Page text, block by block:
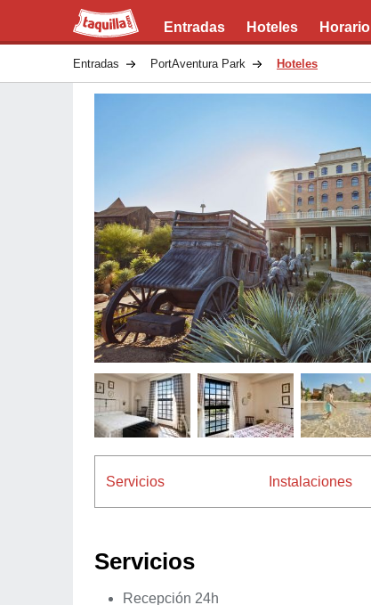
Taquilla.com
Entradas Hoteles Horario
Entradas PortAventura Park Hoteles
Servicios Instalaciones
Servicios
Recepción 24h